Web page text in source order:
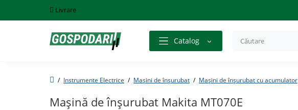
Livrare
Catalog
Instrumente Electrice Mașini de înșurubat Mașini de înșurubat cu acumulator
Mașină de înșurubat Makita MT070E